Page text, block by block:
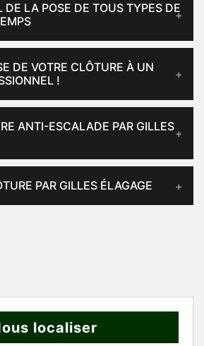
DE LA POSE DE TOUS TYPES DE
DE VOTRE CLÔTURE À UN
!
ANTI-ESCALADE PAR GILLES
PAR GILLES ÉLAGAGE
localiser